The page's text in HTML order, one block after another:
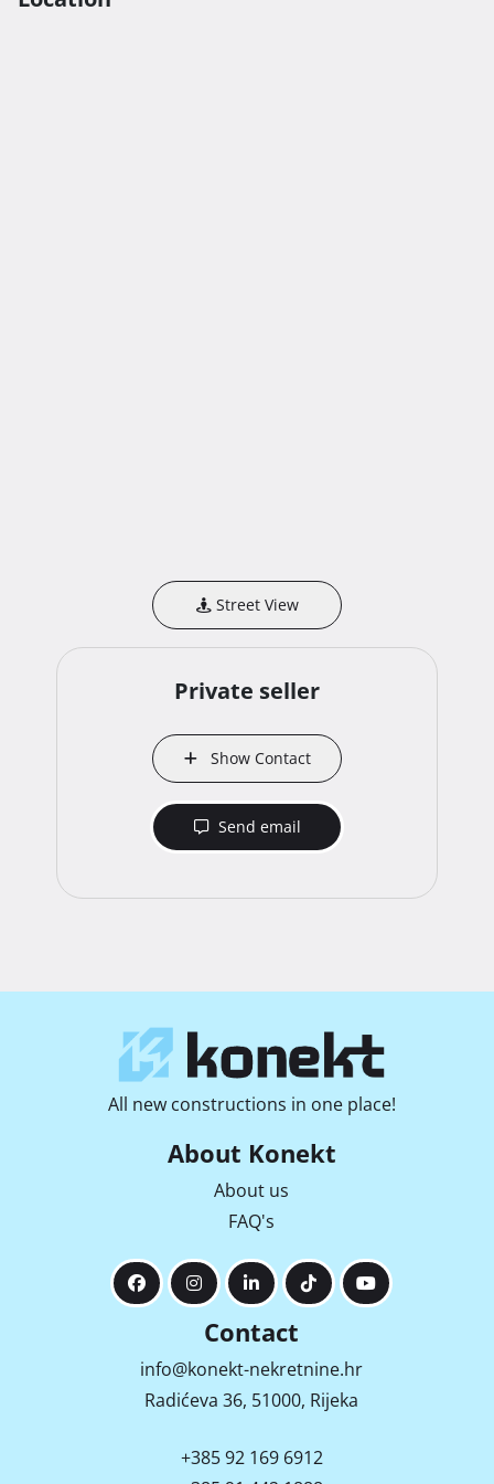
Street View
Private seller
Show Contact
Send email
All new constructions in one place!
About Konekt
About us
FAQ's
Contact
info@konekt-nekretnine.hr
Radićeva 36, 51000, Rijeka
+385 92 169 6912